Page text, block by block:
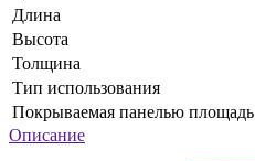
Длина
Высота
Толщина
Тип использования
Покрываемая панелью площадь
Описание